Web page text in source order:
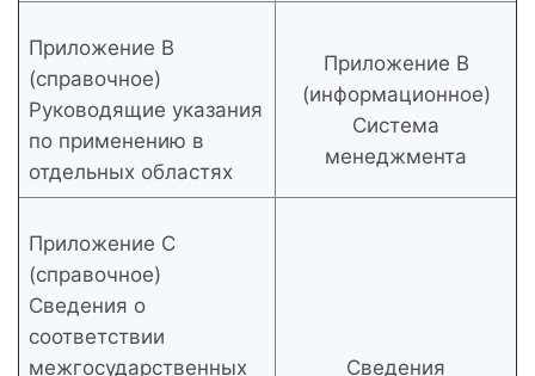
Приложение В
(справочное)
Руководящие указания
по применению в
отдельных областях
Приложение B
(информационное)
Система
менеджмента
Приложение С
(справочное)
Сведения о
соответствии
межгосударственных
Cведения